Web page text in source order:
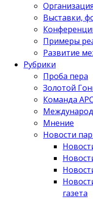
Выставки,
Примеры
Развитие
Рубрики
Проба пера
Золотой
Команда
Мнение
Новости
газета